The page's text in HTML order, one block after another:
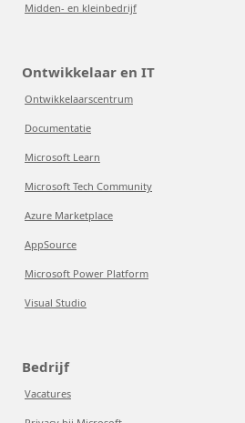
Midden- en kleinbedrijf
Ontwikkelaar en IT
Ontwikkelaarscentrum
Documentatie
Microsoft Learn
Microsoft Tech Community
Azure Marketplace
AppSource
Microsoft Power Platform
Visual Studio
Bedrijf
Vacatures